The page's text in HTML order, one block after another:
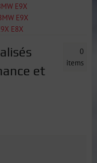
E9X
E9X
E8X
et
0
items